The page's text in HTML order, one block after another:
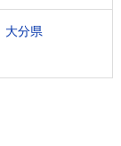
大分県